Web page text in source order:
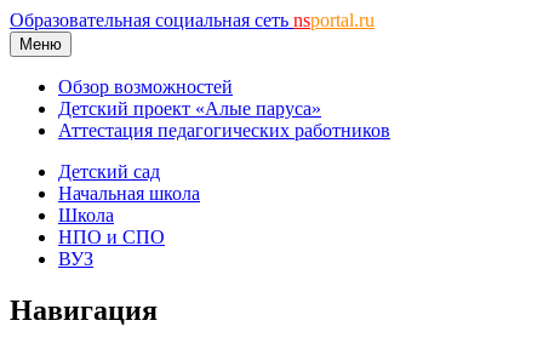
Образовательная социальная сеть nsportal.ru
Меню
Обзор возможностей
Детский проект «Алые паруса»
Аттестация педагогических работников
Детский сад
Начальная школа
Школа
НПО и СПО
ВУЗ
Навигация